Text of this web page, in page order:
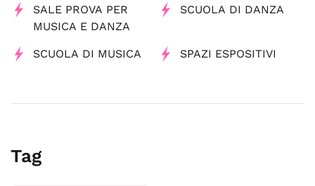
SALE PROVA PER
MUSICA E DANZA
SCUOLA DI DANZA
SCUOLA DI MUSICA SPAZI ESPOSITIVI
Tag